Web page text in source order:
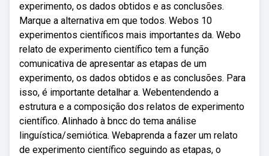
experimento, os dados obtidos e as conclusões.
Marque a alternativa em que todos. Webos 10
experimentos científicos mais importantes da. Webo
relato de experimento científico tem a função
comunicativa de apresentar as etapas de um
experimento, os dados obtidos e as conclusões. Para
isso, é importante detalhar a. Webentendendo a
estrutura e a composição dos relatos de experimento
científico. Alinhado à bncc do tema análise
linguística/semiótica. Webaprenda a fazer um relato
de experimento científico seguindo as etapas, o